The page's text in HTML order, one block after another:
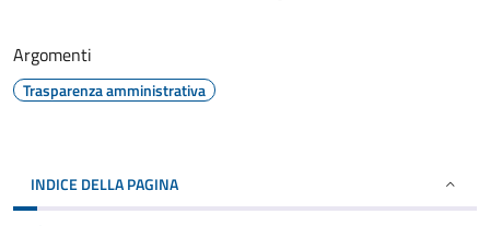
Argomenti
Trasparenza amministrativa
INDICE DELLA PAGINA